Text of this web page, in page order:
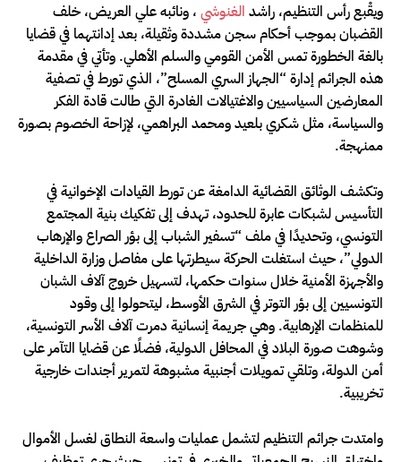
ويقْبع رأس التنظيم، راشد الغنوشي ، ونائبه علي العريض، خلف
القضبان بموجب أحكام سجن مشددة وثقيلة، بعد إدانتهما في قضايا
بالغة الخطورة تمس الأمن القومي والسلم الأهلي. وتأتي في مقدمة
هذه الجرائم إدارة “الجهاز السري المسلح”، الذي تورط في تصفية
المعارضين السياسيين والاغتيالات الغادرة التي طالت قادة الفكر
والسياسة، مثل شكري بلعيد ومحمد البراهمي، لإزاحة الخصوم بصورة
ممنهجة.
وتكشف الوثائق القضائية الدامغة عن تورط القيادات الإخوانية في
التأسيس لشبكات عابرة للحدود، تهدف إلى تفكيك بنية المجتمع
التونسي، وتحديدًا في ملف “تسفير الشباب إلى بؤر الصراع والإرهاب
الدولي”، حيث استغلت الحركة سيطرتها على مفاصل وزارة الداخلية
والأجهزة الأمنية خلال سنوات حكمها، لتسهيل خروج آلاف الشبان
التونسيين إلى بؤر التوتر في الشرق الأوسط، ليتحولوا إلى وقود
للمنظمات الإرهابية. وهي جريمة إنسانية دمرت آلاف الأسر التونسية،
وشوهت صورة البلاد في المحافل الدولية، فضلًا عن قضايا التآمر على
أمن الدولة، وتلقي تمويلات أجنبية مشبوهة لتمرير أجندات خارجية
تخريبية.
وامتدت جرائم التنظيم لتشمل عمليات واسعة النطاق لغسل الأموال